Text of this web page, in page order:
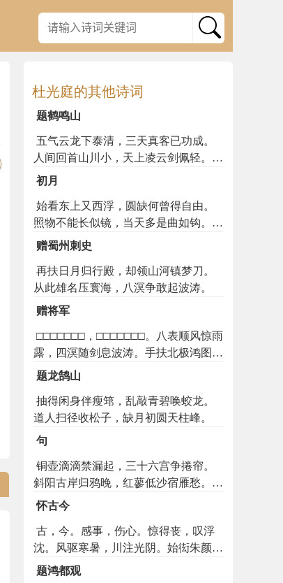
杜光庭的其他诗词
题鹤鸣山
五气云龙下泰清，三天真客已功成。
人间回首山川小，天上凌云剑佩轻。花
拥石坛何寂寞，草平辙迹自分明。鹿裘
初月
始看东上又西浮，圆缺何曾得自由。
照物不能长似镜，当天多是曲如钩。定
无列宿敢争耀，好伴晴河相映流。直使
赠蜀州刺史
再扶日月归行殿，却领山河镇梦刀。
从此雄名压寰海，八溟争敢起波涛。
赠将军
□□□□□□□，□□□□□□□。八表顺风惊雨
露，四溟随剑息波涛。手扶北极鸿图
永，云卷长天圣日高。未会汉家青史
题龙鹄山
抽得闲身伴瘦筇，乱敲青碧唤蛟龙。
道人扫径收松子，缺月初圆天柱峰。
句
铜壶滴滴禁漏起，三十六宫争捲帘。
斜阳古岸归鸦晚，红蓼低沙宿雁愁。霜
彫曲径寒芜白，雁下遥村落照黄。恩威
时来世上，文星今日到人间。降因天下
思姚宋，出为儒门继孔颜。丹灶河车休
矻矻，蚌胎龟息且绵绵。驭景必能趋日
怀古今
古，今。感事，伤心。惊得丧，叹浮
沈。风驱寒暑，川注光阴。始衒朱颜
丽，俄悲白发侵。嗟四豪之不返，痛七
题鸿都观